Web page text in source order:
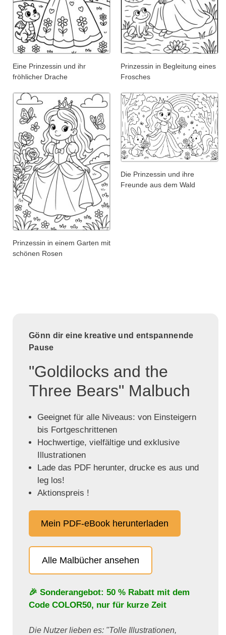
Eine Prinzessin und ihr
fröhlicher Drache
Prinzessin in Begleitung eines
Frosches
Prinzessin in einem Garten mit
schönen Rosen
Die Prinzessin und ihre
Freunde aus dem Wald
Gönn dir eine kreative und entspannende
Pause
"Goldilocks and the
Three Bears" Malbuch
Geeignet für alle Niveaus: von Einsteigern
bis Fortgeschrittenen
Hochwertige, vielfältige und exklusive
Illustrationen
Lade das PDF herunter, drucke es aus und
leg los!
Aktionspreis !
Mein PDF-eBook herunterladen
Alle Malbücher ansehen
🎉 Sonderangebot: 50 % Rabatt mit dem
Code COLOR50, nur für kurze Zeit
Die Nutzer lieben es: "Tolle Illustrationen,